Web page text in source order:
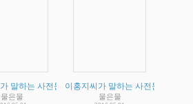
집단을 때려잡는 공산당을 칭찬해야 합니다.
는 절대자인 이홍지의 일관성 없는 주장 (
말하는 사전문화 증거 비판 - 그외 이홍지씨가 주
물은물
이홍지씨가 말하는 사전문화 증거
물은물